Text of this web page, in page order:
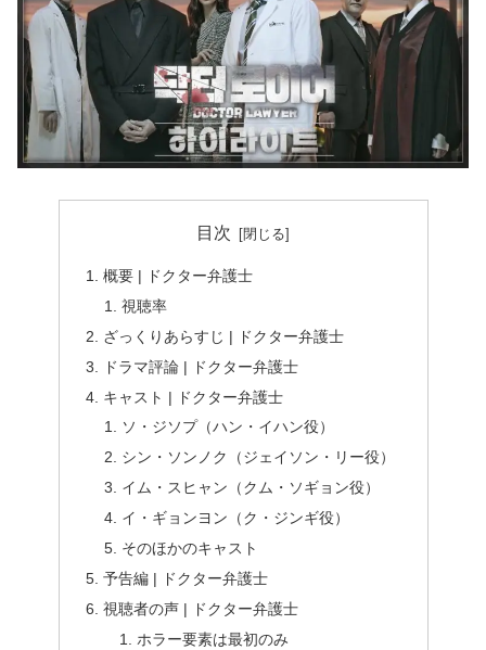
目次
概要 | ドクター弁護士
視聴率
ざっくりあらすじ | ドクター弁護士
ドラマ評論 | ドクター弁護士
キャスト | ドクター弁護士
ソ・ジソプ（ハン・イハン役）
シン・ソンノク（ジェイソン・リー役）
イム・スヒャン（クム・ソギョン役）
イ・ギョンヨン（ク・ジンギ役）
そのほかのキャスト
予告編 | ドクター弁護士
視聴者の声 | ドクター弁護士
ホラー要素は最初のみ